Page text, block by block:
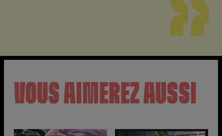
VOUS AIMEREZ AUSSI